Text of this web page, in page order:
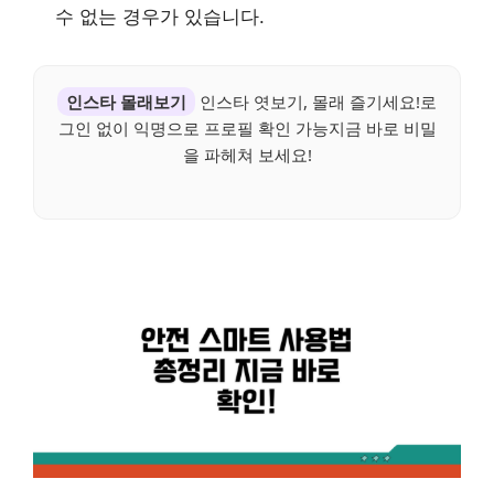
수 없는 경우가 있습니다.
인스타 몰래보기
인스타 엿보기, 몰래 즐기세요!로
그인 없이 익명으로 프로필 확인 가능지금 바로 비밀
을 파헤쳐 보세요!